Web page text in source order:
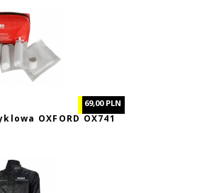
69,00 PLN
OXFORD OX741